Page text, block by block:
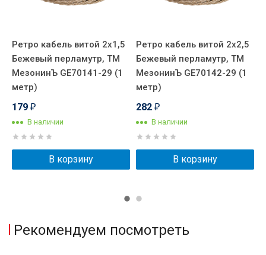
Ретро кабель витой 2x1,5
Бежевый перламутр, ТМ
МезонинЪ GE70141-29 (1
метр)
179 ₽
В наличии
В корзину
Ретро кабель витой 2x2,5
Бежевый перламутр, ТМ
МезонинЪ GE70142-29 (1
метр)
282 ₽
В наличии
В корзину
Рекомендуем посмотреть